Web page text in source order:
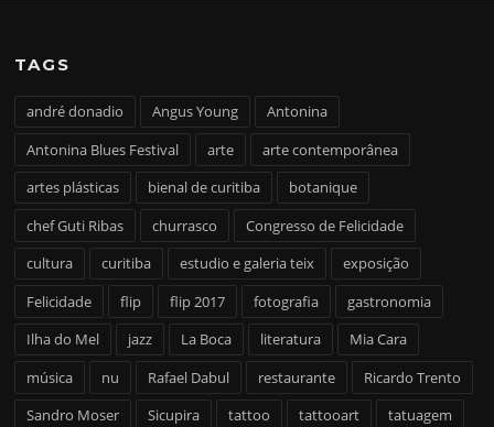
TAGS
andré donadio Angus Young
Antonina
Antonina Blues Festival
arte
arte contemporânea
artes plásticas
bienal de curitiba
botanique
chef Guti Ribas
churrasco
Congresso de Felicidade
cultura
curitiba estudio e galeria teix
exposição
Felicidade
flip flip 2017 fotografia
gastronomia
Ilha do Mel
jazz La Boca literatura
Mia Cara
música
nu Rafael Dabul restaurante
Ricardo Trento
Sandro Moser
Sicupira tattoo tattooart
tatuagem